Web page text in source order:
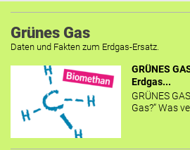
Grünes Gas
Daten und Fakten zum Erdgas-Ersatz.
GRÜNES
Erdgas...
GRÜNES
Gas?“ Was